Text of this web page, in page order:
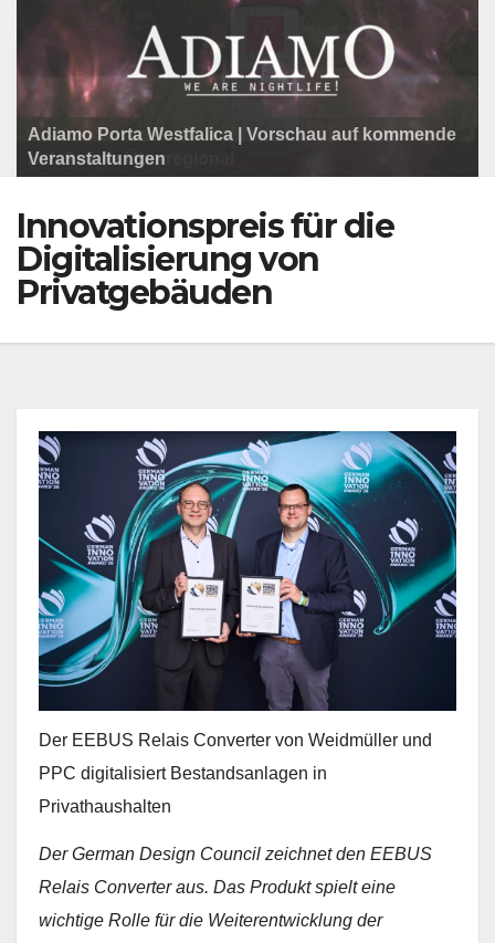
Programm der Komödie am Klosterplatz.
Litfaßsäule Überregional
Adiamo Porta Westfalica | Vorschau auf kommende
Veranstaltungen
Litfaßsäule Überregional
Tanzfest Bielefeld - 19. Juli bis 1. August 2026
Litfaßsäule Überregional
Innovationspreis für die
Digitalisierung von
Privatgebäuden
Der EEBUS Relais Converter von Weidmüller und
PPC digitalisiert Bestandsanlagen in
Privathaushalten
Der German Design Council zeichnet den EEBUS
Relais Converter aus. Das Produkt spielt eine
wichtige Rolle für die Weiterentwicklung der